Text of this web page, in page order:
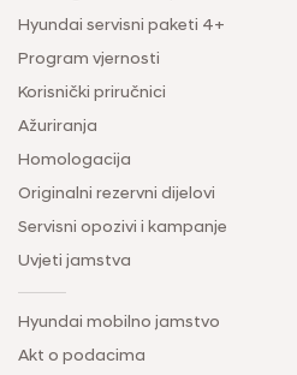
Hyundai servisni paketi 4+
Program vjernosti
Korisnički priručnici
Ažuriranja
Homologacija
Originalni rezervni dijelovi
Servisni opozivi i kampanje
Uvjeti jamstva
Hyundai mobilno jamstvo
Akt o podacima